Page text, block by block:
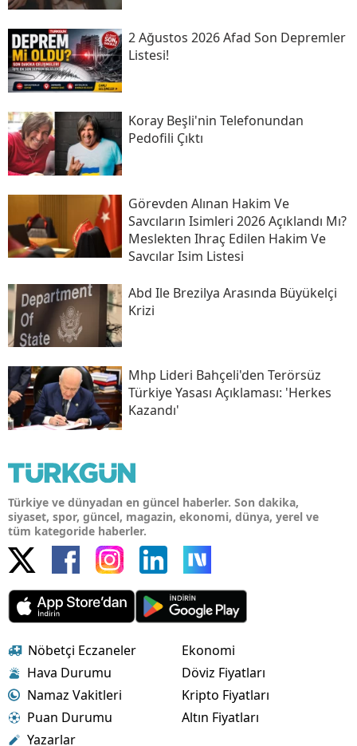
2 Ağustos 2026 Afad Son Depremler
Listesi!
Koray Beşli'nin Telefonundan
Pedofili Çıktı
Görevden Alınan Hakim Ve
Savcıların Isimleri 2026 Açıklandı Mı?
Meslekten Ihraç Edilen Hakim Ve
Savcılar Isim Listesi
Abd Ile Brezilya Arasında Büyükelçi
Krizi
Mhp Lideri Bahçeli'den Terörsüz
Türkiye Yasası Açıklaması: 'herkes
Kazandı'
Türkiye ve dünyadan en güncel haberler. Son dakika,
siyaset, spor, güncel, magazin, ekonomi, dünya, yerel ve
tüm kategoride haberler.
Nöbetçi Eczaneler
Hava Durumu
Namaz Vakitleri
Puan Durumu
Yazarlar
Ekonomi
Döviz Fiyatları
Kripto Fiyatları
Altın Fiyatları